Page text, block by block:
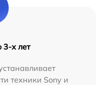
3-х лет
техники Sony и